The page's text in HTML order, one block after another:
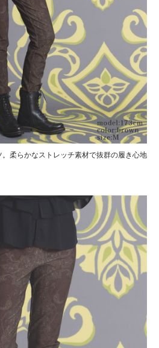
柔らかなストレッチ素材で抜群の履き心地